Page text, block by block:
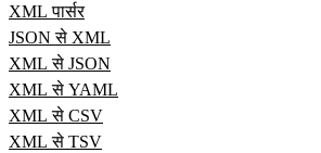
XML पार्सर
JSON से XML
XML से JSON
XML से YAML
XML से CSV
XML से TSV